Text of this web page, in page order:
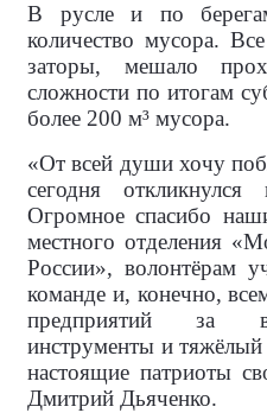
В русле и по
количество мусора.
заторы, мешало
сложности по итогам
более 200 м³ мусора.
«От всей души хочу
сегодня
Огромное спасибо
местного отделения
России», волонтёрам
команде и, конечно,
предприятий за
инструменты и
настоящие патриоты
Дмитрий Дьяченко.